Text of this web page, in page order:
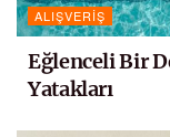
ALIŞVERIŞ
Eğlenceli Bir
Yatakları